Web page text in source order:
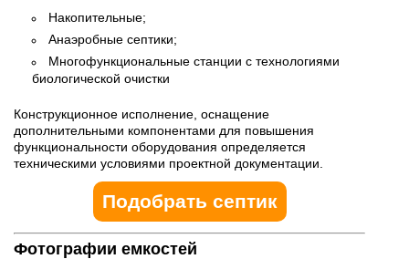
Накопительные;
Анаэробные септики;
Многофункциональные станции с технологиями
биологической очистки
Конструкционное исполнение, оснащение
дополнительными компонентами для повышения
функциональности оборудования определяется
техническими условиями проектной документации.
Подобрать септик
Фотографии емкостей